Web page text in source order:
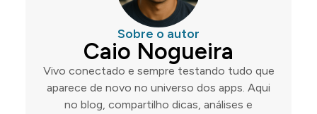
Sobre o autor
Caio Nogueira
Vivo conectado e sempre testando tudo que
aparece de novo no universo dos apps. Aqui
no blog, compartilho dicas, análises e